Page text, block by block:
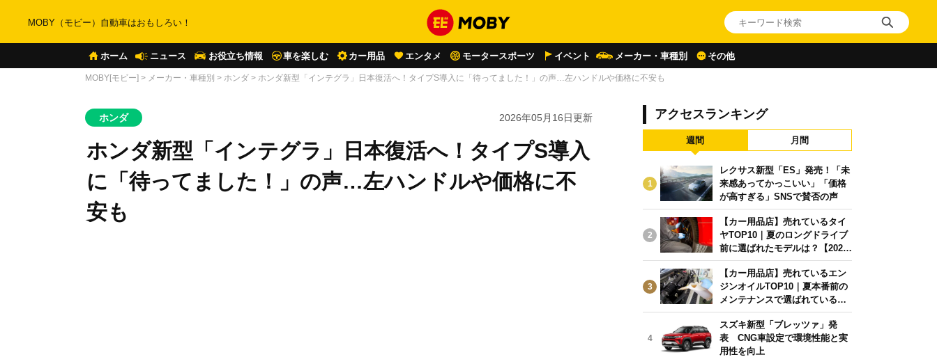
MOBY（モビー）自動車はおもしろい！
ホーム ニュース お役立ち情報 車を楽しむ カー用品 エンタメ モータースポーツ イベント メーカー・車種別 その他
MOBY[モビー] > メーカー・車種別 > ホンダ > ホンダ新型「インテグラ」日本復活へ！タイプS導入に「待ってました！」の声…左ハンドルや価格に不安も
ホンダ 2026年05月16日更新
ホンダ新型「インテグラ」日本復活へ！タイプS導入
に「待ってました！」の声…左ハンドルや価格に不
安も
アクセスランキング
週間 月間
1
レクサス新型「ES」発売！「未
来感あってかっこいい」「価格
が高すぎる」SNSで賛否の声
2
【カー用品店】売れているタイ
ヤTOP10｜夏のロングドライブ
前に選ばれたモデルは？【2026
年6月版】
3
【カー用品店】売れているエン
ジンオイルTOP10｜夏本番前の
メンテナンスで選ばれている人
気モデルは？【2026年6月版】
4
スズキ新型「ブレッツァ」発
表 CNG車設定で環境性能と実
用性を向上